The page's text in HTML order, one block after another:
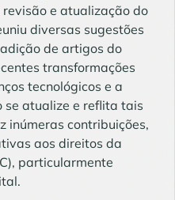
e atualização do
diversas sugestões
de artigos do
transformações
tecnológicos e a
se atualize e reflita tais
inúmeras contribuições,
aos direitos da
particularmente